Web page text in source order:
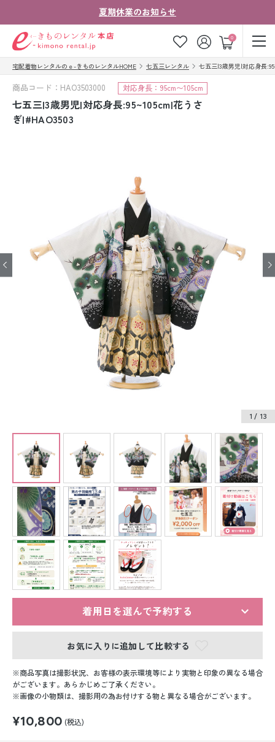
夏期休業のお知らせ
0
ゲスト
お気に入り ログイン カート
ご注文の流れ
会社案内
着物の種類から探す
七五三レンタル
訪問着・付下げレンタル
ジュニア着物レンタル
ジュニア洋装レンタル
ベビー洋装レンタル
紋付袴レンタル
留袖レンタル
男性礼装レンタル
白無垢&紋付袴レンタル
引き振袖レンタル
小物販売品
宅配着物レンタルのｅ-きものレンタルHOME 七五三レンタル 七五三|3歳男児|対応身長
商品コード：HAO3503000 対応身長：95cm〜105cm
七五三|3歳男児|対応身長:95~105cm|花うさ
ぎ|#HAO3503
1 / 13
着用日を選んで予約する
お気に入りに追加して比較する
商品写真は撮影状況、お客様の表示環境等により実物と印象の異なる場合
がございます。あらかじめご了承ください。
画像の小物類は、撮影用の為お付けする物と異なる場合がございます。
¥10,800 (税込)